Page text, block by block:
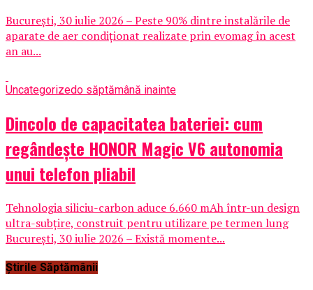
București, 30 iulie 2026 – Peste 90% dintre instalările de
aparate de aer condiționat realizate prin evomag în acest
an au...
Uncategorizedo săptămână inainte
Dincolo de capacitatea bateriei: cum
regândește HONOR Magic V6 autonomia
unui telefon pliabil
Tehnologia siliciu-carbon aduce 6.660 mAh într-un design
ultra-subțire, construit pentru utilizare pe termen lung
București, 30 iulie 2026 – Există momente...
Știrile Săptămânii